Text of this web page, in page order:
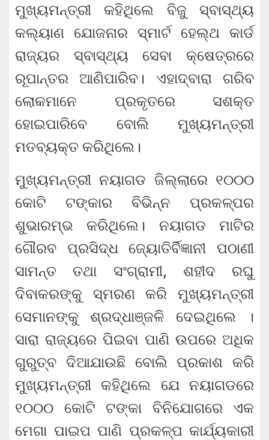
ମୁଖ୍ୟମନ୍ତ୍ରୀ କହିଥିଲେ ବିଜୁ ସ୍ବାସ୍ଥ୍ୟ
କଲ୍ୟାଣ ଯୋଜନାର ସ୍ମାର୍ଟ ହେଲ୍‌ଥ କାର୍ଡ
ରାଜ୍ୟର ସ୍ବାସ୍ଥ୍ୟ ସେବା କ୍ଷେତ୍ରରେ
ରୂପାନ୍ତର ଆଣିପାରିବ। ଏହାଦ୍ବାରା ଗରିବ
ଲୋକମାନେ ପ୍ରକୃତରେ ସଶକ୍ତ
ହୋଇପାରିବେ ବୋଲି ମୁଖ୍ୟମନ୍ତ୍ରୀ
ମତବ୍ୟକ୍ତ କରିଥିଲେ।
ମୁଖ୍ୟମନ୍ତ୍ରୀ ନୟାଗଡ ଜିଲ୍ଲାରେ ୧୦୦୦
କୋଟି ଟଙ୍କାର ବିଭିନ୍ନ ପ୍ରକଳ୍ପର
ଶୁଭାରମ୍ଭ କରିଥିଲେ। ନୟାଗଡ ମାଟିର
ଗୌରବ ପ୍ରସିଦ୍ଧ ଜ୍ୟୋତିର୍ବିଜ୍ଞାନୀ ପଠାଣୀ
ସାମନ୍ତ ତଥା ସଂଗ୍ରାମୀ, ଶହୀଦ ରଘୁ
ଦିବାକରଙ୍କୁ ସ୍ମରଣ କରି ମୁଖ୍ୟମନ୍ତ୍ରୀ
ସେମାନଙ୍କୁ ଶ୍ରଦ୍ଧାଞ୍ଜଳି ଦେଇଥିଲେ ।
ସାରା ରାଜ୍ୟରେ ପିଇବା ପାଣି ଉପରେ ଅଧିକ
ଗୁରୁତ୍ବ ଦିଆଯାଉଛି ବୋଲି ପ୍ରକାଶ କରି
ମୁଖ୍ୟମନ୍ତ୍ରୀ କହିଥିଲେ ଯେ ନୟାଗଡରେ
୧୦୦୦ କୋଟି ଟଙ୍କା ବିନିଯୋଗରେ ଏକ
ମେଗା ପାଇପ ପାଣି ପ୍ରକଳ୍ପ କାର୍ଯ୍ୟକାରୀ